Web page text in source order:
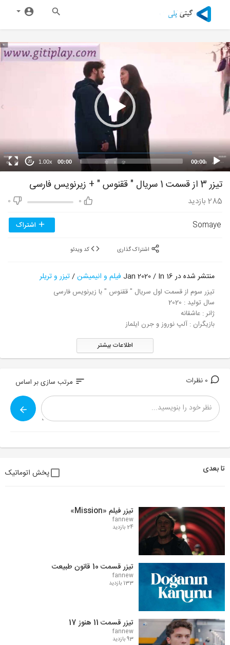
00:00
00:00
1.00x
20
تیزر 3 از قسمت 1 سریال " ققنوس " + زیرنویس فارسی
0
0 285 بازدید
Somaye اشتراک
منتشر شده در 16 Jan 2020 / In فیلم و انیمیشن/تیزر و تریلر
تیزر سوم از قسمت اول سریال " ققنوس " با زیرنویس فارسی
سال تولید : 2020
ژانر : عاشقانه
بازیگران : آلپ نوروز و جرن ایلماز
اطلاعات بیشتر
sort مرتب سازی بر اساس
تا بعدی پخش اتوماتیک
تیزر فیلم «Mission»
fannew
24 بازدید
تیزر قسمت 10 قانون طبیعت
fannew
133 بازدید
تیزر قسمت 11 هنوز 17
fannew
93 بازدید